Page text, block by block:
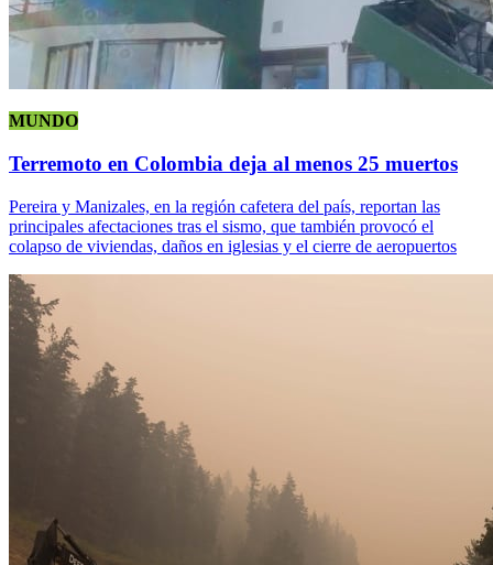
MUNDO
Terremoto en Colombia deja al menos 25 muertos
Pereira y Manizales, en la región cafetera del país, reportan las
principales afectaciones tras el sismo, que también provocó el
colapso de viviendas, daños en iglesias y el cierre de aeropuertos